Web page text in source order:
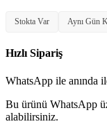
Stokta Var Aynı Gün
Hızlı Sipariş
WhatsApp ile anında
Bu ürünü WhatsApp
alabilirsiniz.